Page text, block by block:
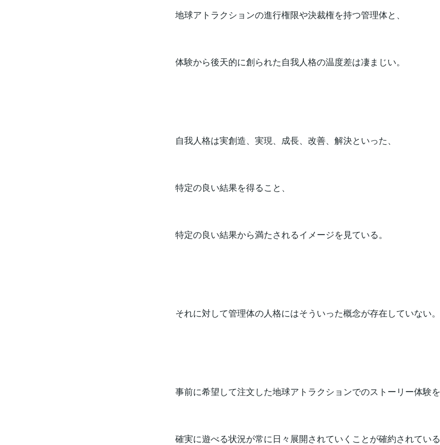
地球アトラクションの進行権限や決裁権を持つ管理体と、
体験から後天的に創られた自我人格の温度差は凄まじい。
自我人格は実創造、実現、成長、改善、解決といった、
特定の良い結果を得ること、
特定の良い結果から満たされるイメージを見ている。
それに対して管理体の人格にはそういった概念が存在していない。
事前に希望して注文した地球アトラクションでのストーリー体験を
確実に遊べる状況が常に日々展開されていくことが確約されてい